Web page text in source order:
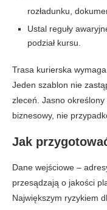
rozładunku,
Ustal reguły
podział kursu.
Trasa kurierska
Jeden szablon nie
zleceń. Jasno określony
biznesowy, nie
Jak
Dane wejściowe –
przesądzają o jakości
Największym ryzykiem